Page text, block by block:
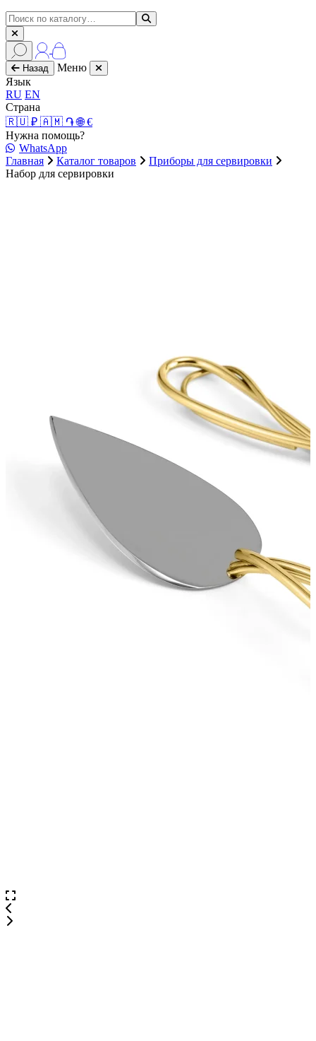
Назад
Меню
Язык
RU EN
Страна
🇷🇺 ₽ 🇦🇲 ֏🌐 €
Нужна помощь?
WhatsApp
Главная
Каталог товаров
Приборы для сервировки
Набор для сервировки